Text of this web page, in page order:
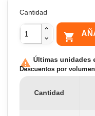
Cantidad

 Últimas unidades
Descuentos por volumen
Cantidad